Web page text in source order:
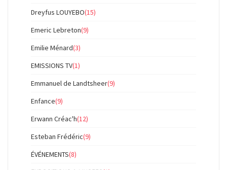
Dreyfus LOUYEBO(15)
Emeric Lebreton(9)
Emilie Ménard(3)
EMISSIONS TV(1)
Emmanuel de Landtsheer(9)
Enfance(9)
Erwann Créac'h(12)
Esteban Frédéric(9)
ÉVÉNEMENTS(8)